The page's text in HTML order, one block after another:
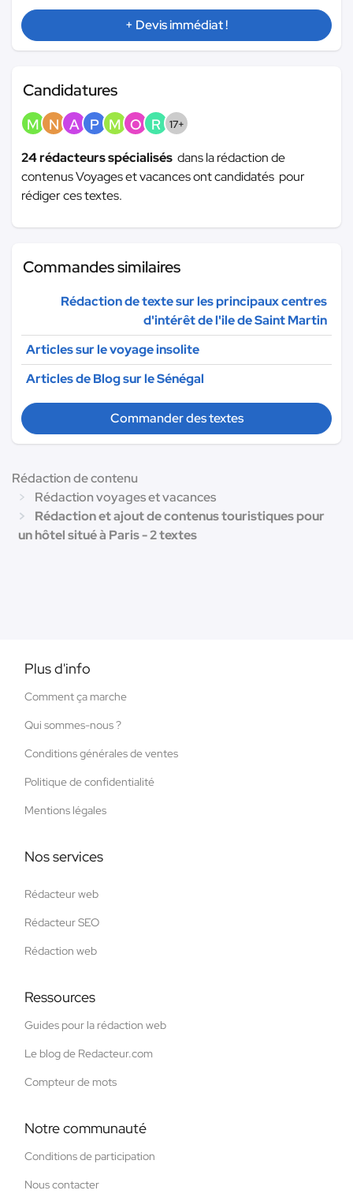
+ Devis immédiat !
Candidatures
M N A P M O R 17+
24 rédacteurs spécialisés dans la rédaction de
contenus Voyages et vacances ont candidatés pour
rédiger ces textes.
Commandes similaires
Rédaction de texte sur les principaux centres
d'intérêt de l'ile de Saint Martin
Articles sur le voyage insolite
Articles de Blog sur le Sénégal
Commander des textes
Rédaction de contenu
Rédaction voyages et vacances
Rédaction et ajout de contenus touristiques pour
un hôtel situé à Paris - 2 textes
Plus d'info
Comment ça marche
Qui sommes-nous ?
Conditions générales de ventes
Politique de confidentialité
Mentions légales
Nos services
Rédacteur web
Rédacteur SEO
Rédaction web
Ressources
Guides pour la rédaction web
Le blog de Redacteur.com
Compteur de mots
Notre communauté
Conditions de participation
Nous contacter